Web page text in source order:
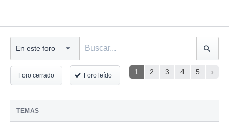
1 2 3 4 5 ›
Foro cerrado Foro leído
TEMAS